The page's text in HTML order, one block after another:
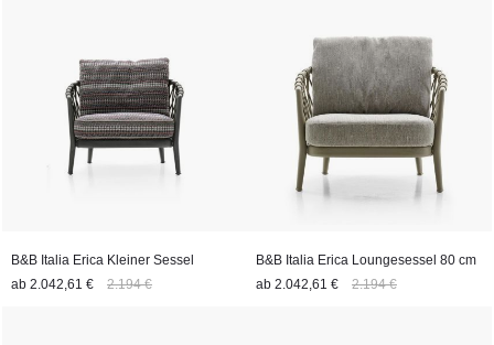
B&B Italia Erica Kleiner Sessel
ab 2.042,61 € 2.194 €
B&B Italia Erica Loungesessel 80 cm
ab 2.042,61 € 2.194 €